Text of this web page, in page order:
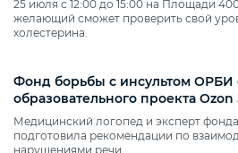
25 июля с 12:00 до 15:00 на Площади
желающий сможет проверить свой
холестерина.
Фонд борьбы с инсультом ОРБИ
образовательного проекта Ozon
Медицинский логопед и эксперт
подготовила рекомендации по
нарушениями речи.